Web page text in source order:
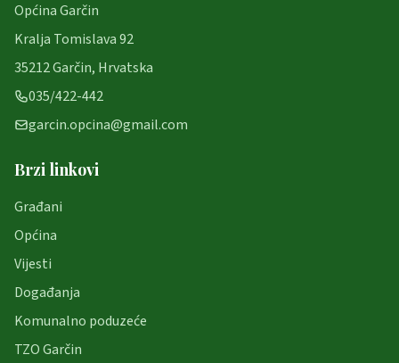
Općina Garčin
Kralja Tomislava 92
35212 Garčin, Hrvatska
035/422-442
garcin.opcina@gmail.com
Brzi linkovi
Građani
Općina
Vijesti
Događanja
Komunalno poduzeće
TZO Garčin